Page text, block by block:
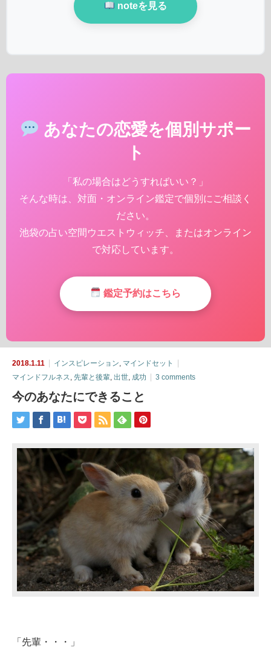
noteを見る
あなたの恋愛を個別サポー
ト
「私の場合はどうすればいい？」
そんな時は、対面・オンライン鑑定で個別にご相談く
ださい。
池袋の占い空間ウエストウィッチ、またはオンライン
で対応しています。
鑑定予約はこちら
2018.1.11 インスピレーション マインドセット
マインドフルネス
先輩と後輩 出世 成功 3 comments
今のあなたにできること
「先輩・・・」